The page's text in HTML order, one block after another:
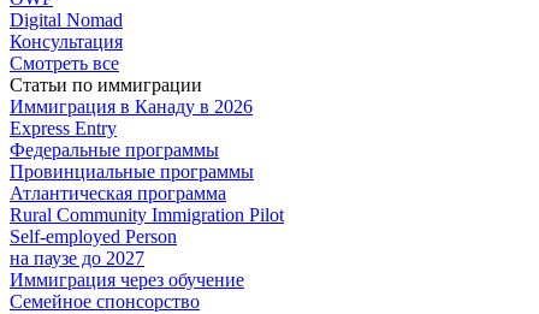
Digital Nomad
Консультация
Смотреть все
Статьи по иммиграции
Иммиграция в Канаду в 2026
Express Entry
Федеральные программы
Провинциальные программы
Атлантическая программа
Rural Community Immigration Pilot
Self-employed Person
на паузе до 2027
Иммиграция через обучение
Семейное спонсорство